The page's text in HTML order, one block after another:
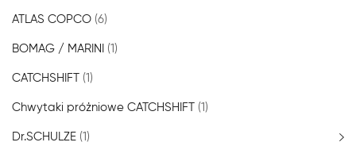
ATLAS COPCO (6)
BOMAG / MARINI (1)
CATCHSHIFT (1)
Chwytaki próżniowe CATCHSHIFT (1)
Dr.SCHULZE (1)